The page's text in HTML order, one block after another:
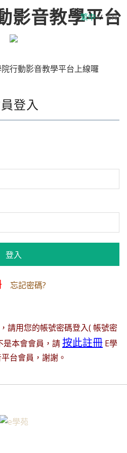
繁中 / EN
院行動影音教學平台上線囉
登入
忘記密碼?
請用您的帳號密碼登入( 帳號密
是本會會員，請按此註冊 E學
台會員，謝謝。